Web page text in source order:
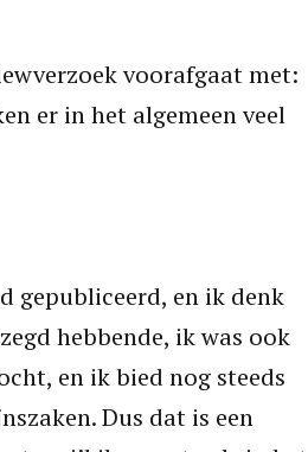
voorafgaat met:
er in het algemeen veel
gepubliceerd, en ik denk
hebbende, ik was ook
en ik bied nog steeds
Dus dat is een